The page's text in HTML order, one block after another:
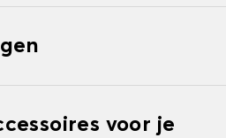
voor je